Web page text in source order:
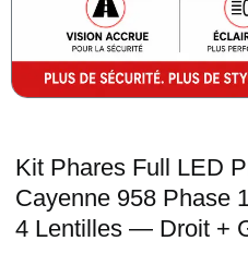
Kit Phares Full LED
Cayenne 958 Phase
4 Lentilles — Droit +